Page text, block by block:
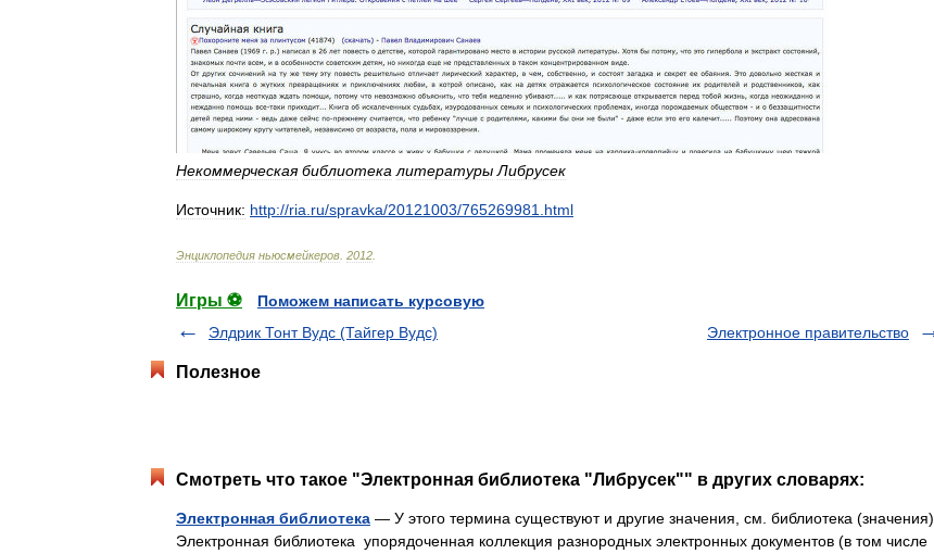
Некоммерческая библиотека литературы Либрусек
Источник: http://ria ru/spravka/20121003/765269981 html
Энциклопедия ньюсмейкеров 2012
Игры ⚽
Поможем написать курсовую
Элдрик Тонт Вудс (Тайгер Вудс)
Электронное правительство
Полезное
Смотреть что такое "Электронная библиотека "Либрусек"" в других словарях:
Электронная библиотека — У этого термина существуют и другие значения, см. библиотека (значения).
Электронная библиотека упорядоченная коллекция разнородных электронных документов (в том числе